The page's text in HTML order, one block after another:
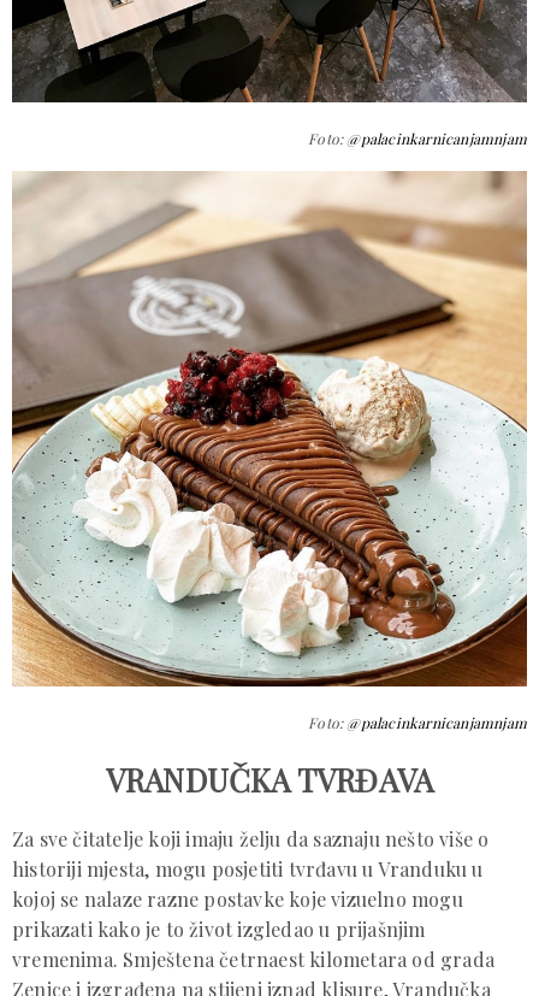
Foto:@palacinkarnicanjamnjam
Foto:@palacinkarnicanjamnjam
VRANDUČKA TVRĐAVA
Za sve čitatelje koji imaju želju da saznaju nešto više o
historiji mjesta, mogu posjetiti tvrđavu u Vranduku u
kojoj se nalaze razne postavke koje vizuelno mogu
prikazati kako je to život izgledao u prijašnjim
vremenima. Smještena četrnaest kilometara od grada
Zenice i izgrađena na stijeni iznad klisure, Vrandučka